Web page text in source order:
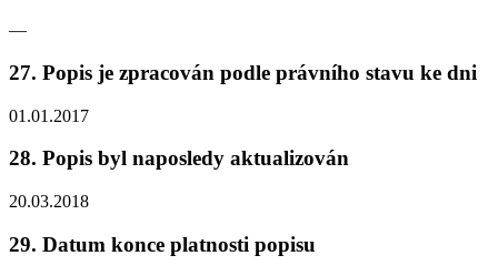
—
27. Popis je zpracován podle právního stavu ke dni
01.01.2017
28. Popis byl naposledy aktualizován
20.03.2018
29. Datum konce platnosti popisu